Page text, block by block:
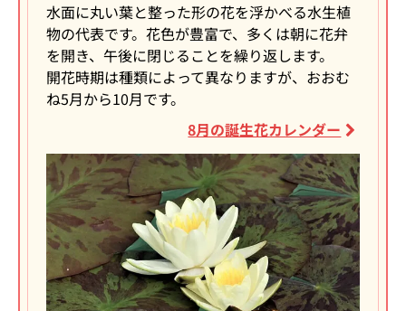
水面に丸い葉と整った形の花を浮かべる水生植
物の代表です。花色が豊富で、多くは朝に花弁
を開き、午後に閉じることを繰り返します。
開花時期は種類によって異なりますが、おおむ
ね5月から10月です。
8月の誕生花カレンダー